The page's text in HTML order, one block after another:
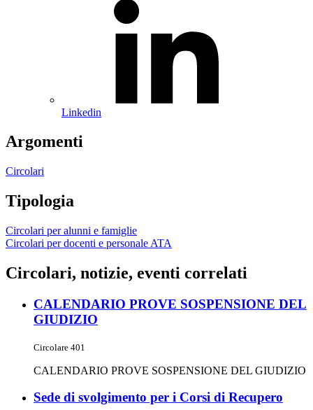
Linkedin
Argomenti
Circolari
Tipologia
Circolari per alunni e famiglie
Circolari per docenti e personale ATA
Circolari, notizie, eventi correlati
CALENDARIO PROVE SOSPENSIONE DEL
GIUDIZIO
Circolare 401
CALENDARIO PROVE SOSPENSIONE DEL GIUDIZIO
Sede di svolgimento per i Corsi di Recupero